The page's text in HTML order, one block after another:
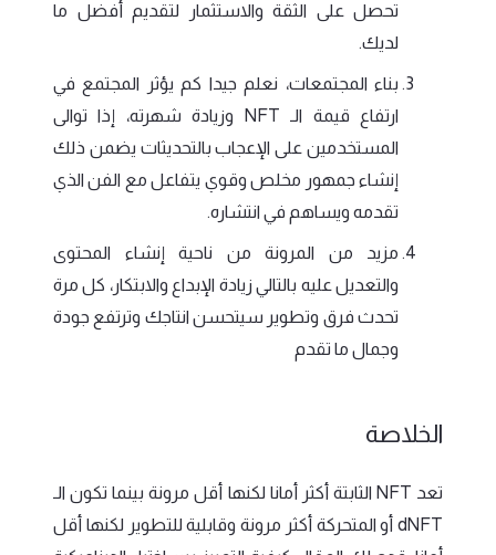
تحصل على الثقة والاستثمار لتقديم أفضل ما
لديك.
بناء المجتمعات، نعلم جيدا كم يؤثر المجتمع في
ارتفاع قيمة الـ NFT وزيادة شهرته، إذا توالى
المستخدمين على الإعجاب بالتحديثات يضمن ذلك
إنشاء جمهور مخلص وقوي يتفاعل مع الفن الذي
تقدمه ويساهم في انتشاره.
مزيد من المرونة من ناحية إنشاء المحتوى
والتعديل عليه بالتالي زيادة الإبداع والابتكار، كل مرة
تحدث فرق وتطوير سيتحسن انتاجك وترتفع جودة
وجمال ما تقدم
الخلاصة
تعد NFT الثابتة أكثر أمانا لكنها أقل مرونة بينما تكون الـ
dNFT أو المتحركة أكثر مرونة وقابلية للتطوير لكنها أقل